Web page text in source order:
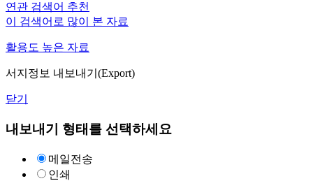
연관 검색어 추천
이 검색어로 많이 본 자료
활용도 높은 자료
서지정보 내보내기(Export)
닫기
내보내기 형태를 선택하세요
메일전송
인쇄